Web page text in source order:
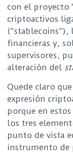
con el proyecto
criptoactivos
(“stablecoins”),
financieras y,
supervisores,
alteración del
Quede claro
expresión
porque en
los tres
punto de vista
instrumento de